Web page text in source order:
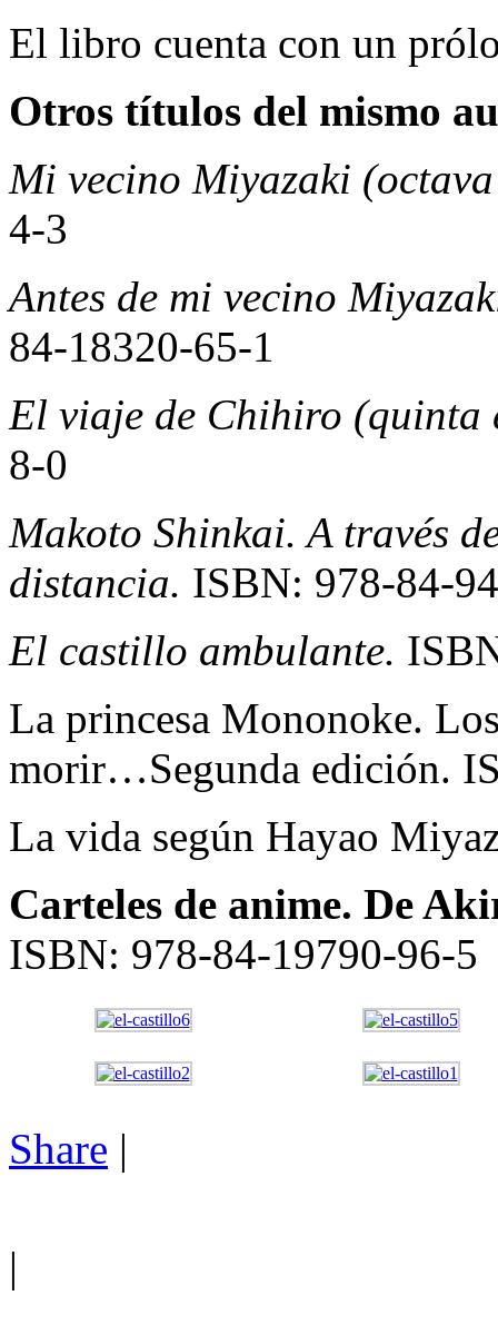
El libro cuenta con un
Otros títulos del mismo
Mi vecino Miyazaki
4-3
Antes de mi vecino
84-18320-65-1
El viaje de Chihiro (quinta
8-0
Makoto Shinkai. A través
distancia. ISBN: 978-84-
El castillo ambulante.
La princesa Mononoke.
morir…Segunda edición.
La vida según Hayao
Carteles de anime. De
ISBN: 978-84-19790-96-5
Share |
|